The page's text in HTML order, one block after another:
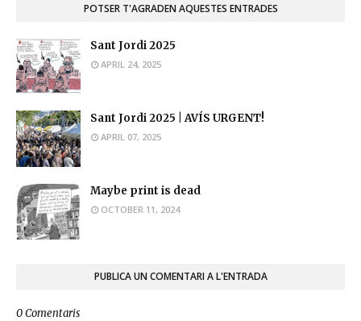
POTSER T'AGRADEN AQUESTES ENTRADES
Sant Jordi 2025
APRIL 24, 2025
Sant Jordi 2025 | AVÍS URGENT!
APRIL 07, 2025
Maybe print is dead
OCTOBER 11, 2024
PUBLICA UN COMENTARI A L'ENTRADA
0 Comentaris